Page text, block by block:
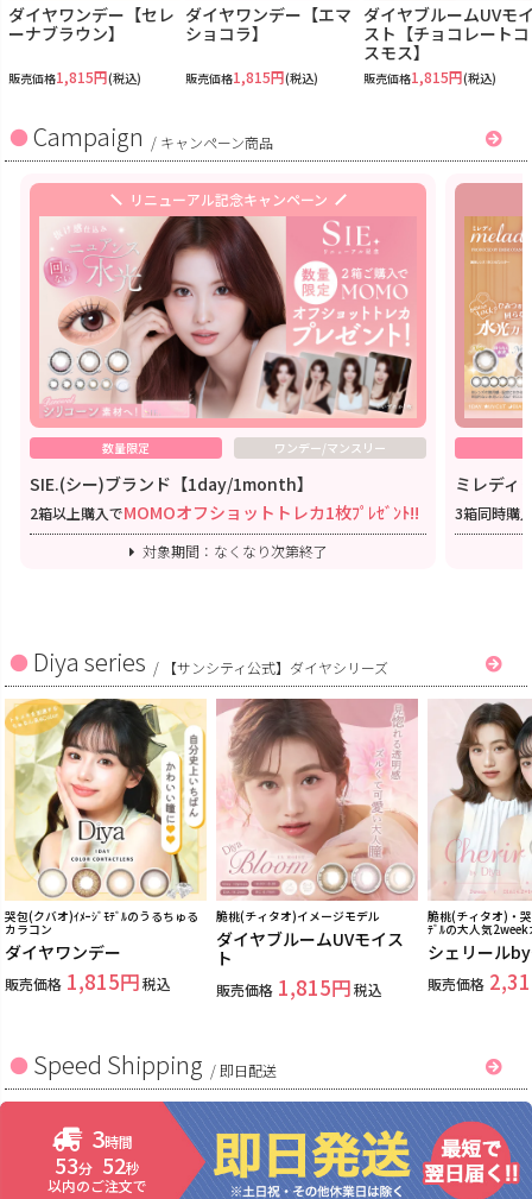
ダイヤワンデー【セレ
ーナブラウン】
販売価格1,815円(税込)
ダイヤワンデー【エマ
ショコラ】
販売価格1,815円(税込)
ダイヤブルームUVモ
スト【チョコレートコ
スモス】
販売価格1,815円(税込)
Campaign / キャンペーン商品
リニューアル記念キャンペーン
数量限定 ワンデー/マンスリー
SIE.(シー)ブランド【1day/1month】
2箱以上購入でMOMOオフショットトレカ1枚ﾌﾟﾚｾﾞﾝﾄ!!
対象期間：なくなり次第終了
ミレディ
3箱同時購
Diya series / 【サンシティ公式】ダイヤシリーズ
哭包(クバオ)ｲﾒｰｼﾞﾓﾃﾞﾙのうるちゅる
カラコン
ダイヤワンデー
販売価格 1,815 税込
脆桃(チィタオ)イメージモデル
ダイヤブルームUVモイス
ト
販売価格 1,815 税込
脆桃(チィタオ)・
ﾃﾞﾙの大人気2week
シェリール
販売価格
Speed Shipping / 即日配送
3時間
53分 51秒
以内のご注文で